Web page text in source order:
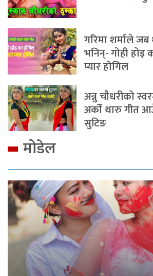
गरिमा शर्माले
भनिन्- गोही होइ
प्यार होगिल
अन्नु चौधरीको
अर्को थारु गीत
सुटिङ
मोडेल